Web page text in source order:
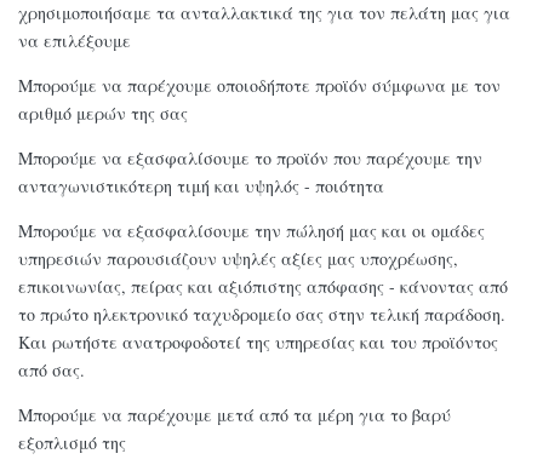
χρησιμοποιήσαμε τα ανταλλακτικά της για τον πελάτη μας για
να επιλέξουμε
Μπορούμε να παρέχουμε οποιοδήποτε προϊόν σύμφωνα με τον
αριθμό μερών της σας
Μπορούμε να εξασφαλίσουμε το προϊόν που παρέχουμε την
ανταγωνιστικότερη τιμή και υψηλός - ποιότητα
Μπορούμε να εξασφαλίσουμε την πώλησή μας και οι ομάδες
υπηρεσιών παρουσιάζουν υψηλές αξίες μας υποχρέωσης,
επικοινωνίας, πείρας και αξιόπιστης απόφασης - κάνοντας από
το πρώτο ηλεκτρονικό ταχυδρομείο σας στην τελική παράδοση.
Και ρωτήστε ανατροφοδοτεί της υπηρεσίας και του προϊόντος
από σας.
Μπορούμε να παρέχουμε μετά από τα μέρη για το βαρύ
εξοπλισμό της